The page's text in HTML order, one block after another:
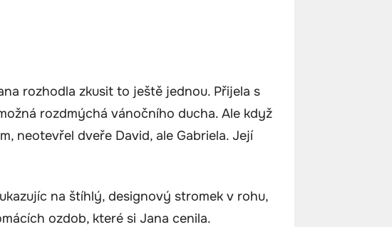
rozhodla zkusit to ještě jednou. Přijela s
rozdmýchá vánočního ducha. Ale když
neotevřel dveře David, ale Gabriela. Její
na štíhlý, designový stromek v rohu,
ozdob, které si Jana cenila.